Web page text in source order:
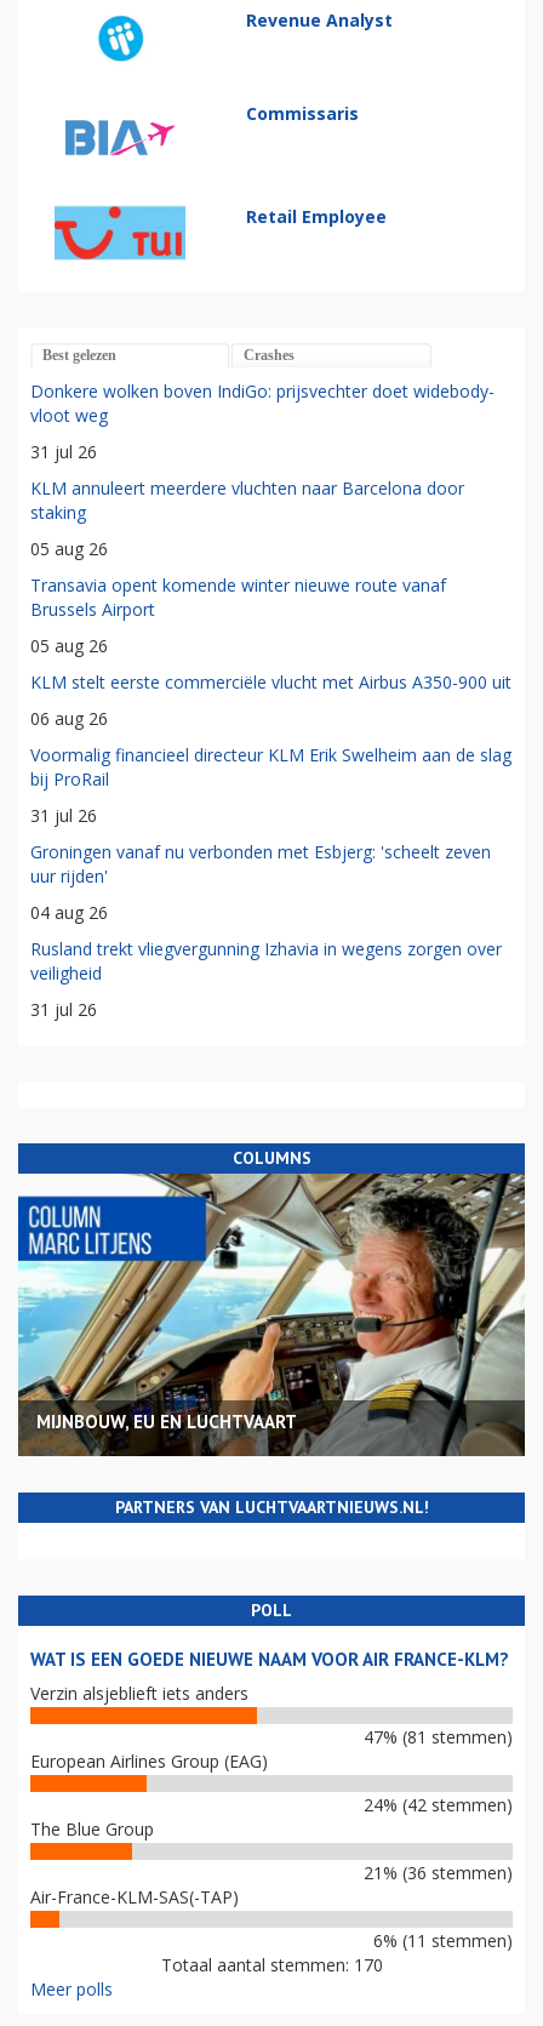
Revenue Analyst
Commissaris
Retail Employee
Best gelezen Crashes
Donkere wolken boven IndiGo: prijsvechter doet widebody-
vloot weg
31 jul 26
KLM annuleert meerdere vluchten naar Barcelona door
staking
05 aug 26
Transavia opent komende winter nieuwe route vanaf
Brussels Airport
05 aug 26
KLM stelt eerste commerciële vlucht met Airbus A350-900 uit
06 aug 26
Voormalig financieel directeur KLM Erik Swelheim aan de slag
bij ProRail
31 jul 26
Groningen vanaf nu verbonden met Esbjerg: 'scheelt zeven
uur rijden'
04 aug 26
Rusland trekt vliegvergunning Izhavia in wegens zorgen over
veiligheid
31 jul 26
COLUMNS
MIJNBOUW, EU EN LUCHTVAART
PARTNERS VAN LUCHTVAARTNIEUWS.NL!
POLL
WAT IS EEN GOEDE NIEUWE NAAM VOOR AIR FRANCE-KLM?
Verzin alsjeblieft iets anders
47% (81 stemmen)
European Airlines Group (EAG)
24% (42 stemmen)
The Blue Group
21% (36 stemmen)
Air-France-KLM-SAS(-TAP)
6% (11 stemmen)
Totaal aantal stemmen: 170
Meer polls